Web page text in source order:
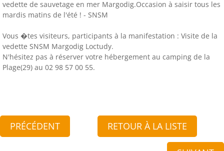
vedette de sauvetage en mer Margodig.Occasion à saisir tous les
mardis matins de l'été ! - SNSM
Vous �tes visiteurs, participants à la manifestation : Visite de la
vedette SNSM Margodig Loctudy.
N'hésitez pas à réserver votre hébergement au camping de la
Plage(29) au 02 98 57 00 55.
PRÉCÉDENT RETOUR À LA LISTE